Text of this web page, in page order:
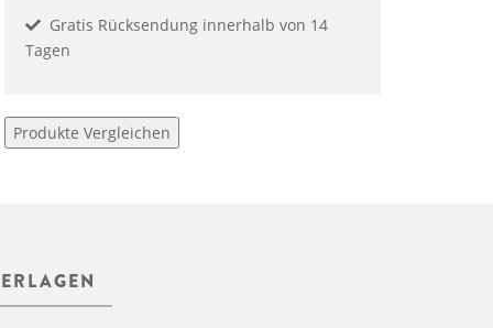
Gratis Rücksendung innerhalb von 14
Tagen
Produkte Vergleichen